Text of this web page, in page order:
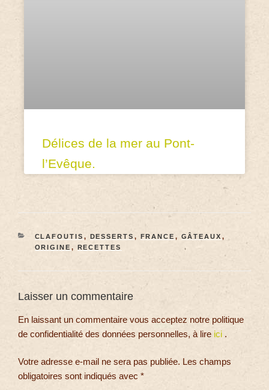
Délices de la mer au Pont-
l’Evêque.
CLAFOUTIS , DESSERTS , FRANCE , GÂTEAUX ,
ORIGINE , RECETTES
Laisser un commentaire
En laissant un commentaire vous acceptez notre politique
de confidentialité des données personnelles, à lire ici .
Votre adresse e-mail ne sera pas publiée. Les champs
obligatoires sont indiqués avec *